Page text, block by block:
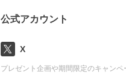
公式アカウント
X
プレゼント企画や期間限定のキャンペ